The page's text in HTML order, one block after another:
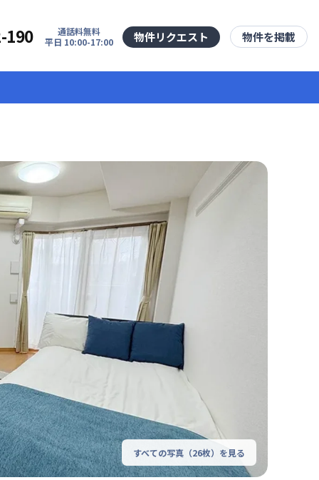
190
通話料無料
平日 10:00-17:00
物件リクエスト 物件を掲載
すべての写真（26枚）を見る